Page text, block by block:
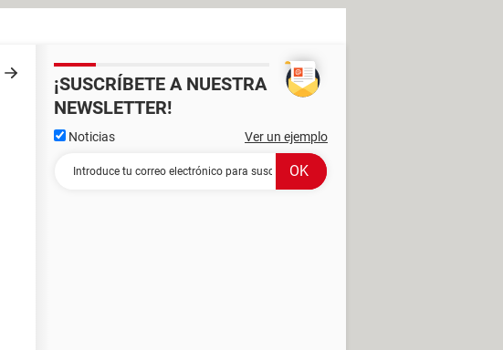
¡SUSCRÍBETE A NUESTRA
NEWSLETTER!
Noticias Ver un ejemplo